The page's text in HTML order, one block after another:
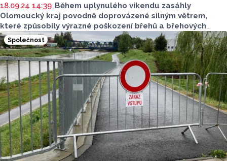
18.09.24 14:39 Během uplynulého víkendu zasáhly
Olomoucký kraj povodně doprovázené silným větrem,
které způsobily výrazné poškození břehů a břehových
porostů v okolí vodních toků. Přestože se situace
postupně stabilizuje, některá města zavedla preventivní
opatření k zajištění bezpečnosti obyvatel.
Společnost